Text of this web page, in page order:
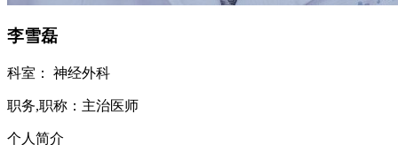
李雪磊
科室： 神经外科
职务,职称： 主治医师
个人简介